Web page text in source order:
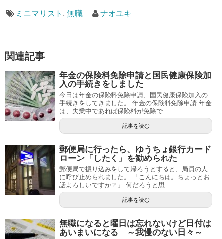
ミニマリスト , 無職 ナオユキ
関連記事
年金の保険料免除申請と国民健康保険加
入の手続きをしました
今日は年金の保険料免除申請、国民健康保険加入の
手続きをしてきました。 年金の保険料免除申請 年金
は、失業中であれば保険料が免除で...
記事を読む
郵便局に行ったら、ゆうちょ銀行カード
ローン「したく」を勧められた
郵便局で振り込みをして帰ろうとすると、局員の人
に呼び止められました。 「こんにちは。ちょっとお
話よろしいですか？」 何だろうと思...
記事を読む
無職になると曜日は忘れないけど日付は
あいまいになる ～我慢のない日々～